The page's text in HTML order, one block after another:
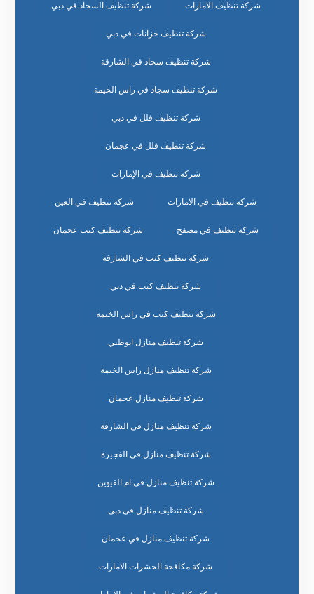
شركة تنظيف الامارات شركة تنظيف السجاد في دبي
شركة تنظيف خزانات في دبي
شركة تنظيف سجاد في الشارقة
شركة تنظيف سجاد في راس الخيمة
شركة تنظيف فلل في دبي
شركة تنظيف فلل في عجمان
شركة تنظيف في الإمارات
شركة تنظيف في الامارات شركة تنظيف في العين
شركة تنظيف في مصفح شركة تنظيف كنب عجمان
شركة تنظيف كنب في الشارقة
شركة تنظيف كنب في دبي
شركة تنظيف كنب في راس الخيمة
شركة تنظيف منازل ابوظبي
شركة تنظيف منازل راس الخيمة
شركة تنظيف منازل عجمان
شركة تنظيف منازل في الشارقة
شركة تنظيف منازل في الفجيرة
شركة تنظيف منازل في ام القيوين
شركة تنظيف منازل في دبي
شركة تنظيف منازل في عجمان
شركة مكافحة الحشرات الامارات